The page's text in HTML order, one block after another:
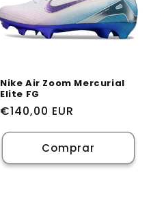
Nike Air Zoom Mercurial
Elite FG
Preço
normal
€140,00 EUR
Comprar